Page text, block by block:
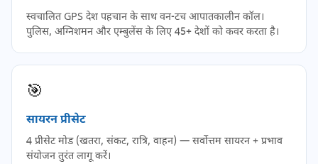
स्वचालित GPS देश पहचान के साथ वन-टच आपातकालीन कॉल।
पुलिस, अग्निशमन और एम्बुलेंस के लिए 45+ देशों को कवर करता है।
🎯
सायरन प्रीसेट
4 प्रीसेट मोड (खतरा, संकट, रात्रि, वाहन) — सर्वोत्तम सायरन + प्रभाव
संयोजन तुरंत लागू करें।